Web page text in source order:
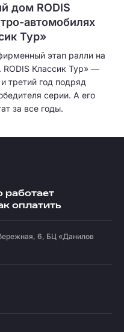
дом RODIS
автомобилях
Тур»
этап ралли на
Классик Тур» —
третий год подряд
серии. А его
за все годы.
работает
оплатить
6, БЦ «Данилов